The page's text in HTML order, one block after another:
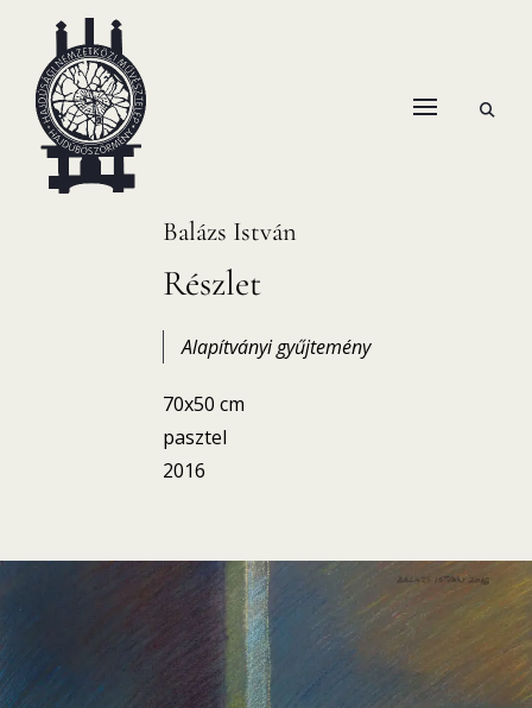
content
HANEMA – Hajdúsági Nemzetközi Művésztelep
open
Balázs István
Részlet
Alapítványi gyűjtemény
70x50 cm
pasztel
2016